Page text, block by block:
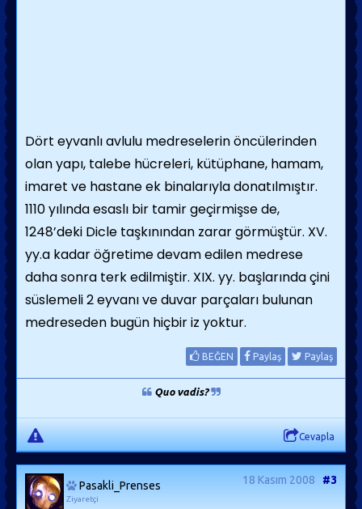
Dört eyvanlı avlulu medreselerin öncülerinden
olan yapı, talebe hücreleri, kütüphane, hamam,
imaret ve hastane ek binalarıyla donatılmıştır.
1110 yılında esaslı bir tamir geçirmişse de,
1248’deki Dicle taşkınından zarar görmüştür. XV.
yy.a kadar öğretime devam edilen medrese
daha sonra terk edilmiştir. XIX. yy. başlarında çini
süslemeli 2 eyvanı ve duvar parçaları bulunan
medreseden bugün hiçbir iz yoktur.
BEĞEN Paylaş Paylaş
Quo vadis?
Cevapla
Pasakli_Prenses
Ziyaretçi
18 Kasım 2008 #3